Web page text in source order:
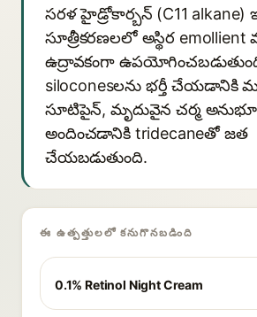
సరళ హైడ్రోకార్బన్ (C11 alkane)
సూత్రీకరణలలో అస్థిర
ఉద్రావకంగా
siloconesలను భర్తీ చేయడానికి
సూటిపైన్, మృదువైన చర్మ
అందించడానికి tridecaneతో జత
చేయబడుతుంది.
ఈ ఉత్పత్తులలో కనుగొనబడింది
0.1% Retinol Night Cream